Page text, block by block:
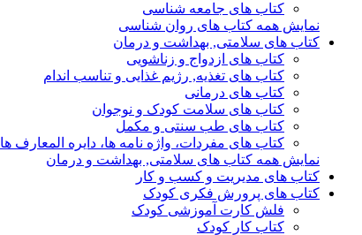
کتاب های جامعه شناسی
نمایش همه کتاب های روان شناسی
کتاب های سلامتی, بهداشت و درمان
کتاب های ازدواج و زناشویی
کتاب های تغذیه, رژیم غذایی و تناسب اندام
کتاب های درمانی
کتاب های سلامت کودک و نوجوان
کتاب های طب سنتی و مکمل
کتاب های مفردات، واژه نامه ها، دایره المعارف ها
نمایش همه کتاب های سلامتی, بهداشت و درمان
کتاب های مدیریت و کسب و کار
کتاب های پرورش فکری کودک
فلش کارت آموزشی کودک
کتاب کار کودک